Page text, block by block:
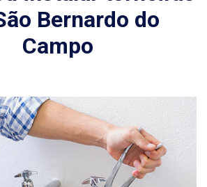
Bernardo do
Campo